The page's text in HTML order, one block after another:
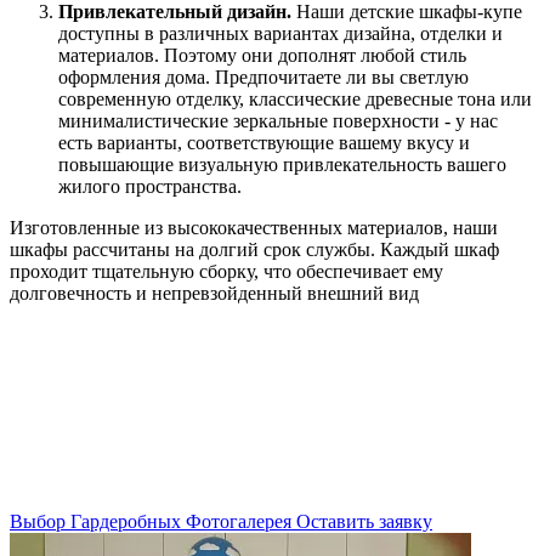
Привлекательный дизайн. Наши детские шкафы-купе
доступны в различных вариантах дизайна, отделки и
материалов. Поэтому они дополнят любой стиль
оформления дома. Предпочитаете ли вы светлую
современную отделку, классические древесные тона или
минималистические зеркальные поверхности - у нас
есть варианты, соответствующие вашему вкусу и
повышающие визуальную привлекательность вашего
жилого пространства.
Изготовленные из высококачественных материалов, наши
шкафы рассчитаны на долгий срок службы. Каждый шкаф
проходит тщательную сборку, что обеспечивает ему
долговечность и непревзойденный внешний вид
Выбор Гардеробных Фотогалерея Оставить заявку